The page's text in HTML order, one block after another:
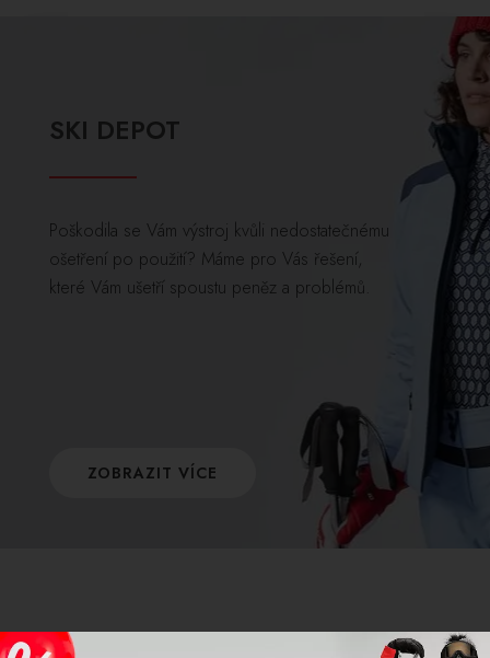
SKI DEPOT
Poškodila se Vám výstroj kvůli nedostatečnému
ošetření po použití? Máme pro Vás řešení,
které Vám ušetří spoustu peněz a problémů.
ZOBRAZIT VÍCE